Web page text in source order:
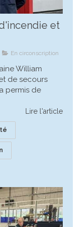
et
En circonscription
William
de secours
permis de
Lire l'article